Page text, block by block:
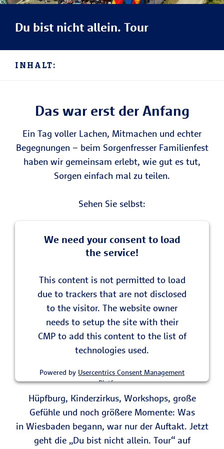
Du bist nicht allein. Tour
INHALT:
Das war erst der Anfang
Ein Tag voller Lachen, Mitmachen und echter
Begegnungen – beim Sorgenfresser Familienfest
haben wir gemeinsam erlebt, wie gut es tut,
Sorgen einfach mal zu teilen.
Sehen Sie selbst:
We need your consent to load
the service!
This content is not permitted to load
due to trackers that are not disclosed
to the visitor. The website owner
needs to setup the site with their
CMP to add this content to the list of
technologies used.
Powered by Usercentrics Consent Management
Platform
Hüpfburg, Kinderzirkus, Workshops, große
Gefühle und noch größere Momente: Was
in Wiesbaden begann, war nur der Auftakt. Jetzt
geht die „Du bist nicht allein. Tour“ auf